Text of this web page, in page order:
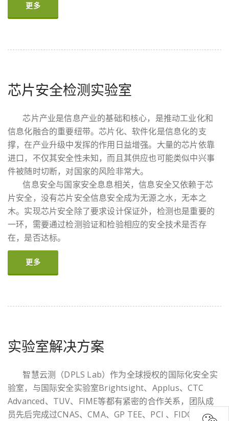
更多
芯片安全检测实验室
芯片产业是信息产业的基础和核心，是推动工业化和
信息化融合的重要纽带。芯片化、软件化是信息化的支
撑，在产业升级中发挥的作用日益增强。大量的芯片依靠
进口，不仅其安全性未知，而且其供应也可能类似中兴事
件被随时切断，对国家的风险非常大。
信息安全与国家安全息息相关，信息安全又依赖于芯
片安全，没有芯片安全信息安全成为无源之水，无本之
木。实现芯片安全除了要求设计保证外，检测也是重要的
一环，需要通过检测验证和检验相应的安全技术是否存
在，是否达标。
更多
实验室解决方案
智慧云测（DPLS Lab）作为全球授权的国际化安全实
验室，与国际安全实验室Brightsight、Applus、CTC
Advanced、TUV、FIME等都有紧密的合作关系，团队成
员先后完成过CNAS、CMA、GP TEE、PCI 、FIDO、